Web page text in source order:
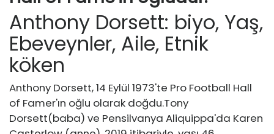
Anthony Dorsett: biyo, Yaş,
Ebeveynler, Aile, Etnik
köken
Anthony Dorsett, 14 Eylül 1973'te Pro Football Hall
of Famer'ın oğlu olarak doğdu.Tony
Dorsett(baba) ve Pensilvanya Aliquippa'da Karen